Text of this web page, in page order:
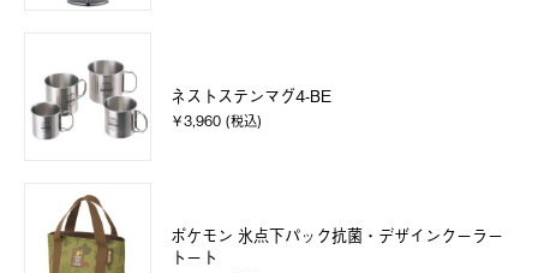
ネストステンマグ4-BE
￥3,960 (税込)
ポケモン 氷点下パック抗菌・デザインクーラー
トート